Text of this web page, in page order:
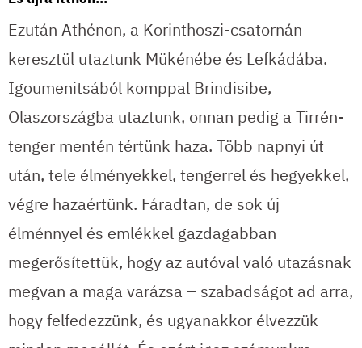
Ezután Athénon, a Korinthoszi-csatornán
keresztül utaztunk Mükénébe és Lefkádába.
Igoumenitsából komppal Brindisibe,
Olaszországba utaztunk, onnan pedig a Tirrén-
tenger mentén tértünk haza. Több napnyi út
után, tele élményekkel, tengerrel és hegyekkel,
végre hazaértünk. Fáradtan, de sok új
élménnyel és emlékkel gazdagabban
megerősítettük, hogy az autóval való utazásnak
megvan a maga varázsa – szabadságot ad arra,
hogy felfedezzünk, és ugyanakkor élvezzük